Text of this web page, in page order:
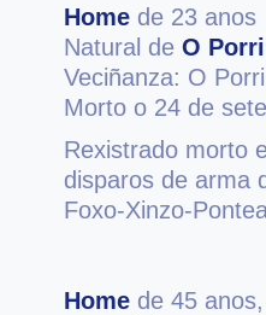
Home de 23 anos
Natural de O
Veciñanza: O
Morto o 24 de
Rexistrado morto
disparos de arma
Foxo-Xinzo-
Home de 45